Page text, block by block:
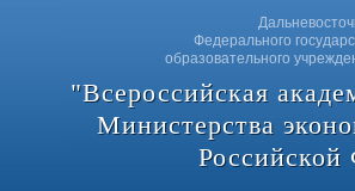
Федерального
образовательного
"Всероссийская
Министерства